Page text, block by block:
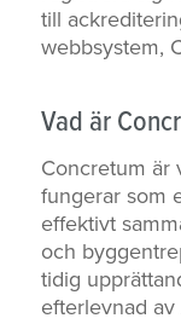
till
webbsystem,
Vad är
Concretum är
fungerar som
effektivt
och
tidig
efterlevnad